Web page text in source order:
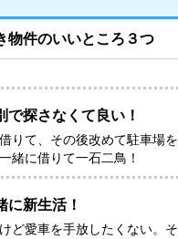
物件のいいところ３つ
で探さなくて良い！
りて、その後改めて駐車場
緒に借りて一石二鳥！
に新生活！
ど愛車を手放したくない。